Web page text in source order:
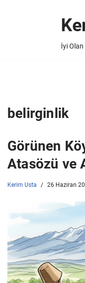
İyi Olan
belirginlik
Görünen
Atasözü ve
Kerim Usta 26 Haziran